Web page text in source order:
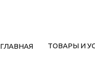
ГЛАВНАЯ ТОВАРЫ И